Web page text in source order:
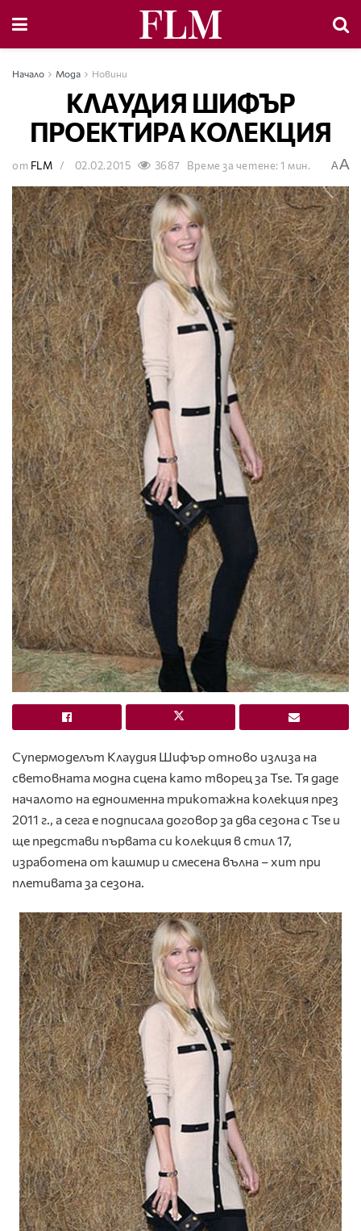
Начало Мода Новини
КЛАУДИЯ ШИФЪР
ПРОЕКТИРА КОЛЕКЦИЯ
от FLM 02.02.2015 3687 Време за четене: 1 мин. AA
Супермоделът Клаудия Шифър отново излиза на
световната модна сцена като творец за Tse. Тя даде
началото на едноименна трикотажна колекция през
2011 г., а сега е подписала договор за два сезона с Tse и
ще представи първата си колекция в стил 17,
изработена от кашмир и смесена вълна – хит при
плетивата за сезона.